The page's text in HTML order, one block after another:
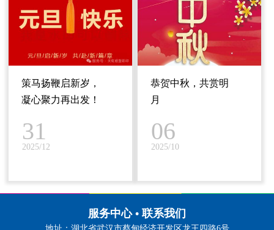
策马扬鞭启新岁，
凝心聚力再出发！
31
2025/12
恭贺中秋，共赏明
月
06
2025/10
服务中心 • 联系我们